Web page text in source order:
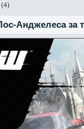
(4)
Анджелеса за